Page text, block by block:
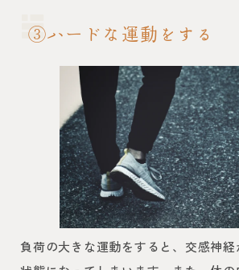
③ハードな運動をする
負荷の大きな運動をすると、交感神